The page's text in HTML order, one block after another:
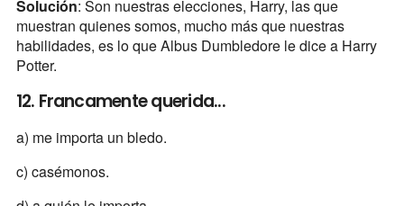
Solución: Son nuestras elecciones, Harry, las que
muestran quienes somos, mucho más que nuestras
habilidades, es lo que Albus Dumbledore le dice a Harry
Potter.
12. Francamente querida...
a) me importa un bledo.
c) casémonos.